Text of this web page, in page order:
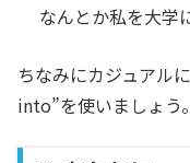
なんとか私を大学
ちなみにカジュアル
into”を使いましょう。